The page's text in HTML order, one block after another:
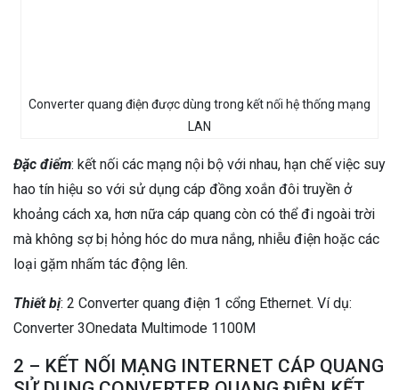
Converter quang điện được dùng trong kết nối hệ thống mạng
LAN
Đặc điểm: kết nối các mạng nội bộ với nhau, hạn chế việc suy
hao tín hiệu so với sử dụng cáp đồng xoắn đôi truyền ở
khoảng cách xa, hơn nữa cáp quang còn có thể đi ngoài trời
mà không sợ bị hỏng hóc do mưa nắng, nhiễu điện hoặc các
loại gặm nhấm tác động lên.
Thiết bị: 2 Converter quang điện 1 cổng Ethernet. Ví dụ:
Converter 3Onedata Multimode 1100M
2 – KẾT NỐI MẠNG INTERNET CÁP QUANG